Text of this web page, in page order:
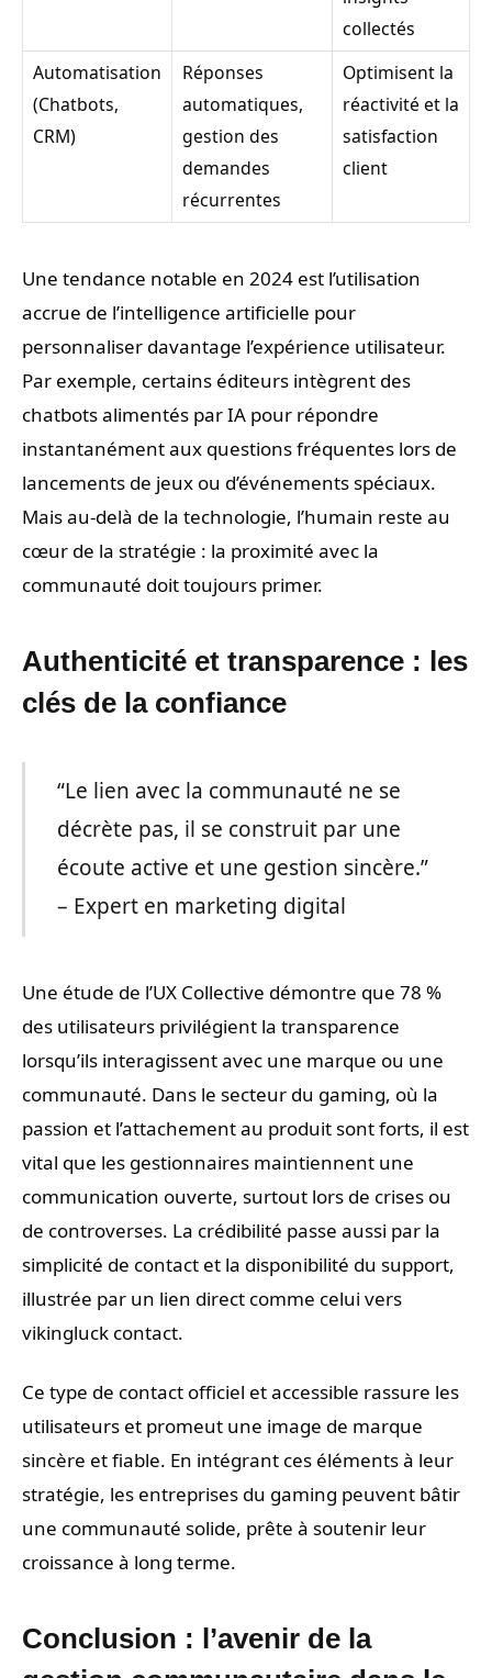
collectés
Automatisation
(Chatbots,
CRM)
Réponses
automatiques,
gestion des
demandes
récurrentes
Optimisent la
réactivité et la
satisfaction
client
Une tendance notable en 2024 est l’utilisation
accrue de l’intelligence artificielle pour
personnaliser davantage l’expérience utilisateur.
Par exemple, certains éditeurs intègrent des
chatbots alimentés par IA pour répondre
instantanément aux questions fréquentes lors de
lancements de jeux ou d’événements spéciaux.
Mais au-delà de la technologie, l’humain reste au
cœur de la stratégie : la proximité avec la
communauté doit toujours primer.
Authenticité et transparence : les
clés de la confiance
“Le lien avec la communauté ne se
décrète pas, il se construit par une
écoute active et une gestion sincère.”
– Expert en marketing digital
Une étude de l’UX Collective démontre que 78 %
des utilisateurs privilégient la transparence
lorsqu’ils interagissent avec une marque ou une
communauté. Dans le secteur du gaming, où la
passion et l’attachement au produit sont forts, il est
vital que les gestionnaires maintiennent une
communication ouverte, surtout lors de crises ou
de controverses. La crédibilité passe aussi par la
simplicité de contact et la disponibilité du support,
illustrée par un lien direct comme celui vers
vikingluck contact.
Ce type de contact officiel et accessible rassure les
utilisateurs et promeut une image de marque
sincère et fiable. En intégrant ces éléments à leur
stratégie, les entreprises du gaming peuvent bâtir
une communauté solide, prête à soutenir leur
croissance à long terme.
Conclusion : l’avenir de la